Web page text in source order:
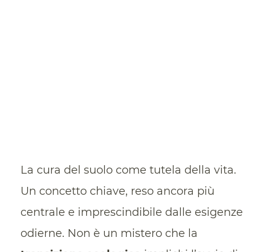
La cura del suolo come tutela della vita.
Un concetto chiave, reso ancora più
centrale e imprescindibile dalle esigenze
odierne. Non è un mistero che la